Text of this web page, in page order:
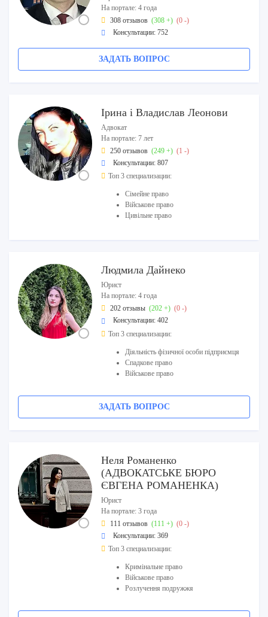
На портале: 4 года
308 отзывов (308 +) (0 -)
Консультации: 752
ЗАДАТЬ ВОПРОС
Ірина і Владислав Леонови
Адвокат
На портале: 7 лет
250 отзывов (249 +) (1 -)
Консультации: 807
Топ 3 специализации:
Сімейне право
Військове право
Цивільне право
Людмила Дайнеко
Юрист
На портале: 4 года
202 отзывы (202 +) (0 -)
Консультации: 402
Топ 3 специализации:
Діяльність фізичної особи підприємця
Спадкове право
Військове право
ЗАДАТЬ ВОПРОС
Неля Романенко
(АДВОКАТСЬКЕ БЮРО
ЄВГЕНА РОМАНЕНКА)
Юрист
На портале: 3 года
111 отзывов (111 +) (0 -)
Консультации: 369
Топ 3 специализации:
Кримінальне право
Військове право
Розлучення подружжя